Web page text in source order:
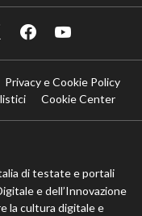
Privacy e Cookie Policy
Cookie Center
di testate e portali
e dell’Innovazione
la cultura digitale e